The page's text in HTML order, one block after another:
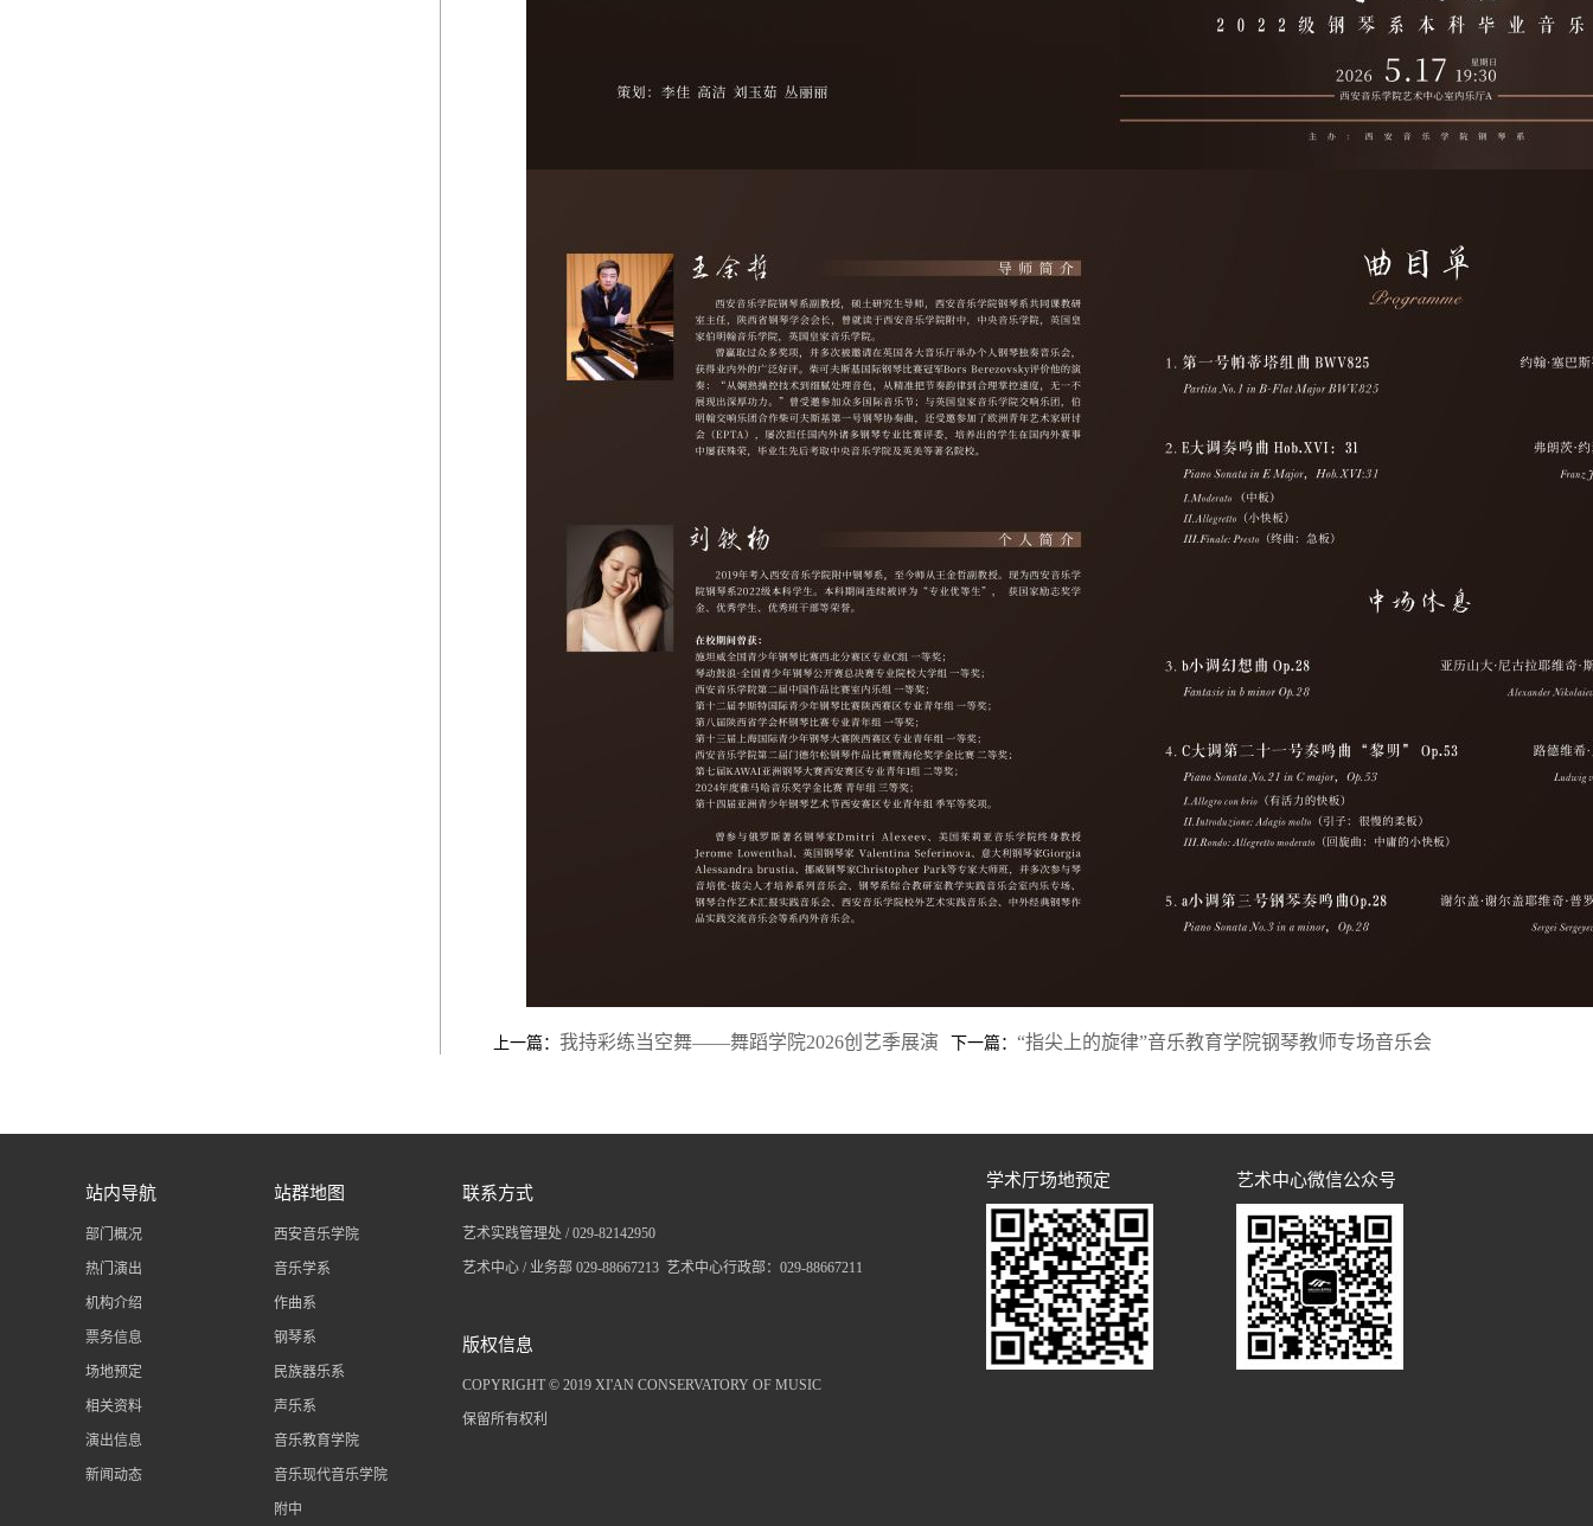
上一篇： 我持彩练当空舞——舞蹈学院2026创艺季展演 下一篇： “指尖上的旋律”音乐教育学院钢琴教师专场音乐会
站内导航
部门概况
热门演出
机构介绍
票务信息
场地预定
相关资料
演出信息
新闻动态
站群地图
西安音乐学院
音乐学系
作曲系
钢琴系
民族器乐系
声乐系
音乐教育学院
音乐现代音乐学院
附中
联系方式
艺术实践管理处 / 029-82142950
艺术中心 / 业务部 029-88667213 艺术中心行政部：029-88667211
版权信息
COPYRIGHT © 2019 XI'AN CONSERVATORY OF MUSIC
保留所有权利
学术厅场地预定 艺术中心微信公众号